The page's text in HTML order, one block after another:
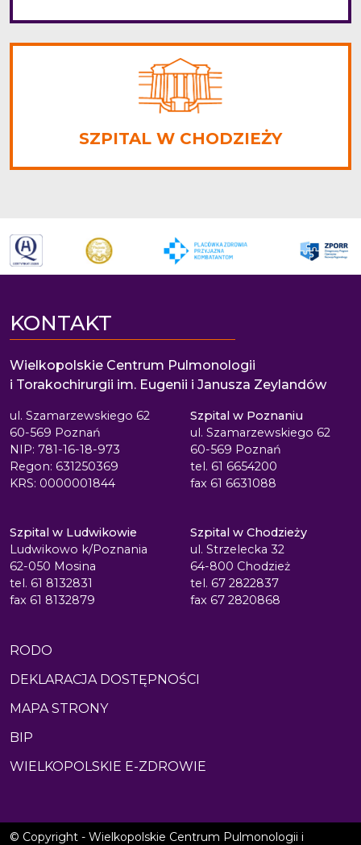
SZPITAL W CHODZIEŻY
KONTAKT
Wielkopolskie Centrum Pulmonologii
i Torakochirurgii im. Eugenii i Janusza Zeylandów
ul. Szamarzewskiego 62
60-569 Poznań
NIP: 781-16-18-973
Regon: 631250369
KRS: 0000001844
Szpital w Poznaniu
ul. Szamarzewskiego 62
60-569 Poznań
tel. 61 6654200
fax 61 6631088
Szpital w Ludwikowie
Ludwikowo k/Poznania
62-050 Mosina
tel. 61 8132831
fax 61 8132879
Szpital w Chodzieży
ul. Strzelecka 32
64-800 Chodzież
tel. 67 2822837
fax 67 2820868
RODO
DEKLARACJA DOSTĘPNOŚCI
MAPA STRONY
BIP
WIELKOPOLSKIE E-ZDROWIE
© Copyright - Wielkopolskie Centrum Pulmonologii i